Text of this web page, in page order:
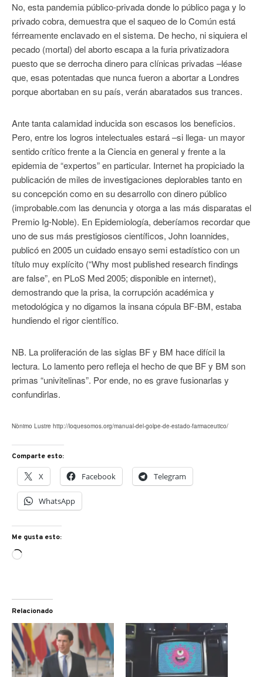
No, esta pandemia público-privada donde lo público paga y lo
privado cobra, demuestra que el saqueo de lo Común está
férreamente enclavado en el sistema. De hecho, ni siquiera el
pecado (mortal) del aborto escapa a la furia privatizadora
puesto que se derrocha dinero para clínicas privadas –léase
que, esas potentadas que nunca fueron a abortar a Londres
porque abortaban en su país, verán abaratados sus trances.
Ante tanta calamidad inducida son escasos los beneficios.
Pero, entre los logros intelectuales estará –si llega- un mayor
sentido crítico frente a la Ciencia en general y frente a la
epidemia de “expertos” en particular. Internet ha propiciado la
publicación de miles de investigaciones deplorables tanto en
su concepción como en su desarrollo con dinero público
(improbable.com las denuncia y otorga a las más disparatas el
Premio Ig-Noble). En Epidemiología, deberíamos recordar que
uno de sus más prestigiosos científicos, John Ioannides,
publicó en 2005 un cuidado ensayo semi estadístico con un
título muy explícito (“Why most published research findings
are false”, en PLoS Med 2005; disponible en internet),
demostrando que la prisa, la corrupción académica y
metodológica y no digamos la insana cópula BF-BM, estaba
hundiendo el rigor científico.
NB. La proliferación de las siglas BF y BM hace difícil la
lectura. Lo lamento pero refleja el hecho de que BF y BM son
primas “univitelinas”. Por ende, no es grave fusionarlas y
confundirlas.
Nònimo Lustre http://loquesomos.org/manual-del-golpe-de-estado-farmaceutico/
Comparte esto:
X Facebook Telegram
WhatsApp
Me gusta esto:
Cargando...
Relacionado